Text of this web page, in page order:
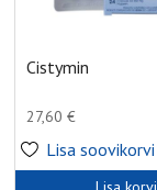
Cistymin
27,60€
Lisa soovikorvi